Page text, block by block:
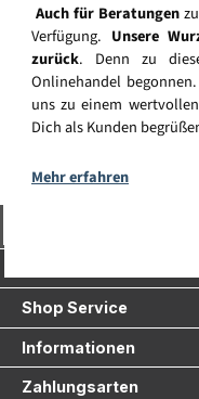
Auch für Beratungen
Verfügung. Unsere
zurück. Denn zu
Onlinehandel
uns zu einem
Dich als Kunden
Mehr erfahren
Shop Service
Informationen
Zahlungsarten